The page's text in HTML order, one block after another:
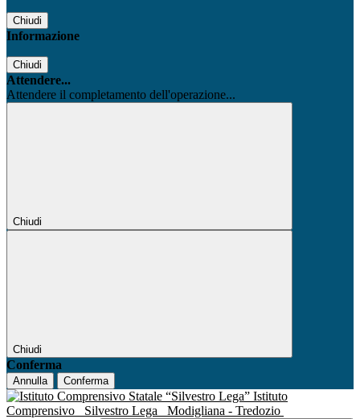
Chiudi
Informazione
Chiudi
Attendere...
Attendere il completamento dell'operazione...
Chiudi
Chiudi
Conferma
Annulla Conferma
Istituto
Comprensivo
Silvestro Lega Modigliana - Tredozio